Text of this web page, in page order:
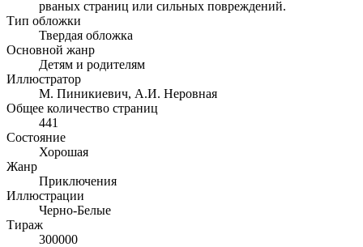
рваных страниц или сильных повреждений.
Тип обложки
Твердая обложка
Основной жанр
Детям и родителям
Иллюстратор
М. Пиникиевич, А.И. Неровная
Общее количество страниц
441
Состояние
Хорошая
Жанр
Приключения
Иллюстрации
Черно-Белые
Тираж
300000